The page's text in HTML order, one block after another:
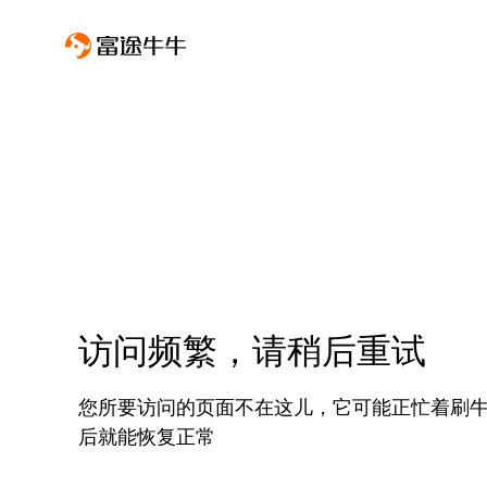
访问频繁，请稍后重试
您所要访问的页面不在这儿，它可能正忙着刷
后就能恢复正常